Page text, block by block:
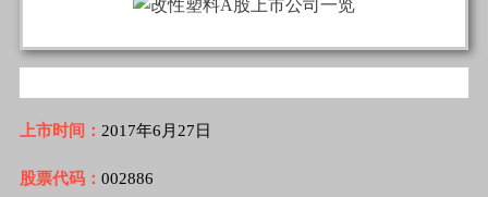
上市时间： 2017年6月27日
股票代码： 002886